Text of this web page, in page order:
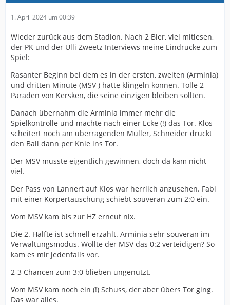
1. April 2024 um 00:39
Wieder zurück aus dem Stadion. Nach 2 Bier, viel mitlesen,
der PK und der Ulli Zweetz Interviews meine Eindrücke zum
Spiel:
Rasanter Beginn bei dem es in der ersten, zweiten (Arminia)
und dritten Minute (MSV ) hätte klingeln können. Tolle 2
Paraden von Kersken, die seine einzigen bleiben sollten.
Danach übernahm die Arminia immer mehr die
Spielkontrolle und machte nach einer Ecke (!) das Tor. Klos
scheitert noch am überragenden Müller, Schneider drückt
den Ball dann per Knie ins Tor.
Der MSV musste eigentlich gewinnen, doch da kam nicht
viel.
Der Pass von Lannert auf Klos war herrlich anzusehen. Fabi
mit einer Körpertäuschung schiebt souverän zum 2:0 ein.
Vom MSV kam bis zur HZ erneut nix.
Die 2. Hälfte ist schnell erzählt. Arminia sehr souverän im
Verwaltungsmodus. Wollte der MSV das 0:2 verteidigen? So
kam es mir jedenfalls vor.
2-3 Chancen zum 3:0 blieben ungenutzt.
Vom MSV kam noch ein (!) Schuss, der aber übers Tor ging.
Das war alles.